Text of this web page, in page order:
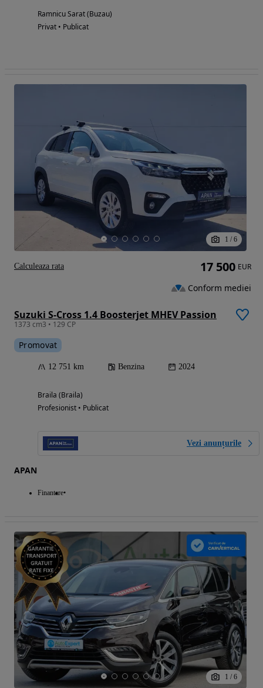
Ramnicu Sarat (Buzau)
Privat • Publicat
1 / 6
Suzuki S-Cross 1.4 Boosterjet MHEV Passion
1373 cm3 • 129 CP
Promovat
12 751 km Benzina 2024
Braila (Braila)
Profesionist • Publicat
Vezi anunțurile
APAN
Finantare
17 500 EUR
Conform mediei
Calculeaza rata
1 / 6